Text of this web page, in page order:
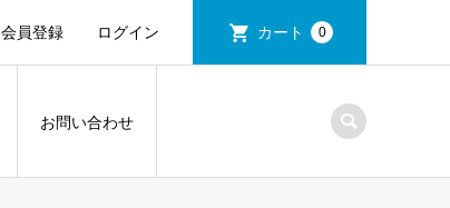
会員登録 ログイン カート 0
お問い合わせ